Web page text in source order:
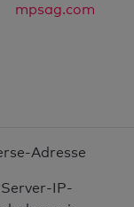
mpsag.com
Adresse
IP-